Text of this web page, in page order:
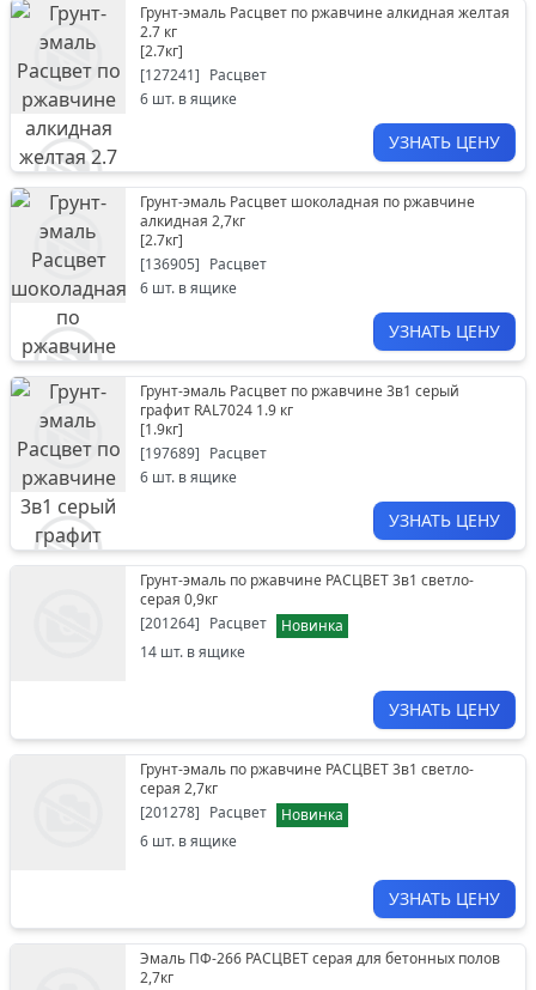
Грунт-эмаль Расцвет по ржавчине алкидная желтая
2.7 кг
[2.7кг]
[127241] Расцвет
6 шт. в ящике
УЗНАТЬ ЦЕНУ
Грунт-эмаль Расцвет шоколадная по ржавчине
алкидная 2,7кг
[2.7кг]
[136905] Расцвет
6 шт. в ящике
УЗНАТЬ ЦЕНУ
Грунт-эмаль Расцвет по ржавчине 3в1 серый
графит RAL7024 1.9 кг
[1.9кг]
[197689] Расцвет
6 шт. в ящике
УЗНАТЬ ЦЕНУ
Грунт-эмаль по ржавчине РАСЦВЕТ 3в1 светло-
серая 0,9кг
[201264] Расцвет
Новинка
14 шт. в ящике
УЗНАТЬ ЦЕНУ
Грунт-эмаль по ржавчине РАСЦВЕТ 3в1 светло-
серая 2,7кг
[201278] Расцвет
Новинка
6 шт. в ящике
УЗНАТЬ ЦЕНУ
Эмаль ПФ-266 РАСЦВЕТ серая для бетонных полов
2,7кг